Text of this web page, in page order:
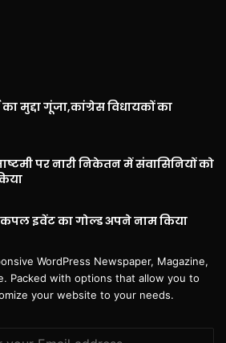
मुद्दा गूंजा,कांग्रेस विधायकों का
पर नारी निकेतन में संवासिनियों को
इवेंट का गोल्ड अपने नाम किया
WordPress Newspaper, Magazine,
Packed with options that allow you to
your website to your needs.